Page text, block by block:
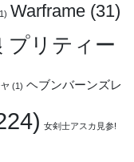
Warframe (31)
プリティー
(1) ヘブンバーンズレ
女剣士アスカ見参!